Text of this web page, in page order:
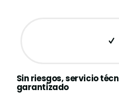
Sin riesgos, servicio
garantizado